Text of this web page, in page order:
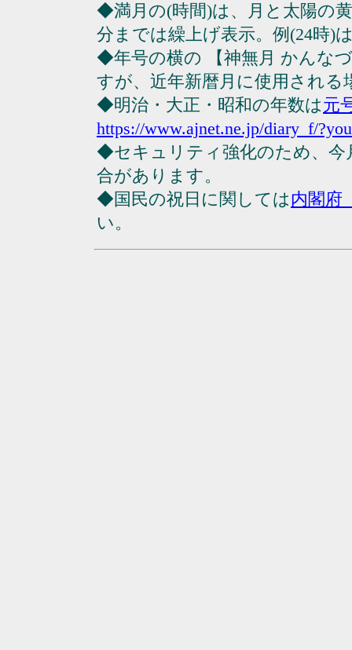
◆満月の(時間)は、月と太陽の
分までは繰上げ表示。例(24時)
◆年号の横の 【神無月 かんな
すが、近年新暦月に使用される
◆明治・大正・昭和の年数は元
https://www.ajnet.ne.jp/diary_f/
◆セキュリティ強化のため、今
合があります。
◆国民の祝日に関しては内閣府
い。